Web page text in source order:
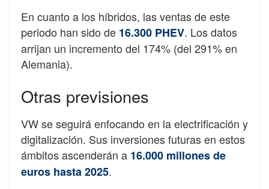
En cuanto a los híbridos, las ventas de este
periodo han sido de 16.300 PHEV. Los datos
arrijan un incremento del 174% (del 291% en
Alemania).
Otras previsiones
VW se seguirá enfocando en la electrificación y
digitalización. Sus inversiones futuras en estos
ámbitos ascenderán a 16.000 millones de
euros hasta 2025.